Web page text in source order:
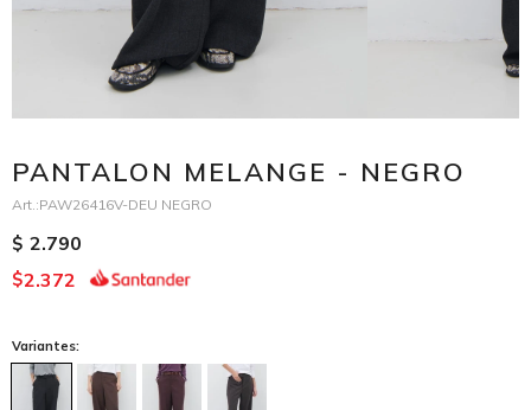
PANTALON MELANGE - NEGRO
PAW26416V-DEU NEGRO
$ 2.790
$2.372
Variantes: